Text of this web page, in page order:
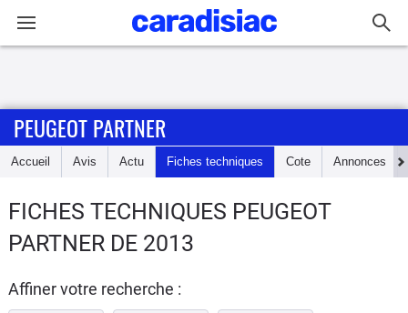
Accueil
Essais
d'achat
PEUGEOT PARTNER
Accueil Avis Actu Fiches techniques Cote Annonces
FICHES TECHNIQUES PEUGEOT
PARTNER DE 2013
Affiner votre recherche :